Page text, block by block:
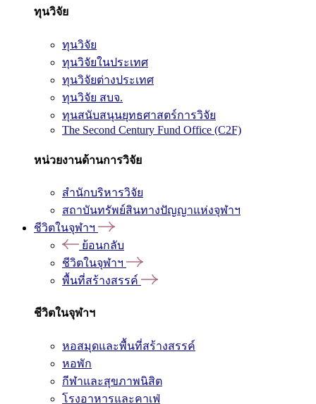
ทุนวิจัย
ทุนวิจัย
ทุนวิจัยในประเทศ
ทุนวิจัยต่างประเทศ
ทุนวิจัย สบจ.
ทุนสนับสนุนยุทธศาสตร์การวิจัย
The Second Century Fund Office (C2F)
หน่วยงานด้านการวิจัย
สำนักบริหารวิจัย
สถาบันทรัพย์สินทางปัญญาแห่งจุฬาฯ
ชีวิตในจุฬาฯ
ย้อนกลับ
ชีวิตในจุฬาฯ
พื้นที่สร้างสรรค์
ชีวิตในจุฬาฯ
หอสมุดและพื้นที่สร้างสรรค์
หอพัก
กีฬาและสุขภาพนิสิต
โรงอาหารและคาเฟ่